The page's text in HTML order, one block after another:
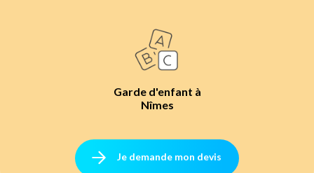
Garde d'enfant à
Nîmes
Je demande mon devis